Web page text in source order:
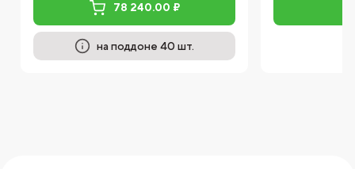
78 240.00 ₽
на поддоне 40 шт.